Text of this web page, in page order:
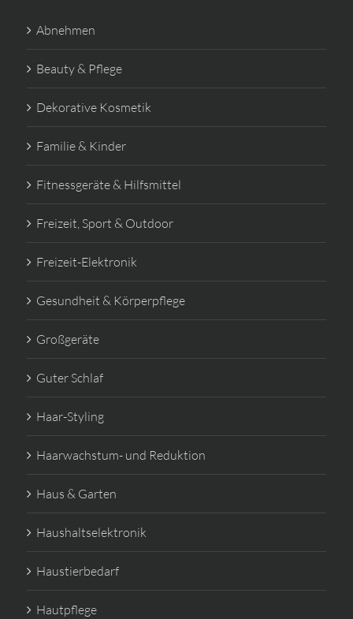
Abnehmen
Beauty & Pflege
Dekorative Kosmetik
Familie & Kinder
Fitnessgeräte & Hilfsmittel
Freizeit, Sport & Outdoor
Freizeit-Elektronik
Gesundheit & Körperpflege
Großgeräte
Guter Schlaf
Haar-Styling
Haarwachstum- und Reduktion
Haus & Garten
Haushaltselektronik
Haustierbedarf
Hautpflege